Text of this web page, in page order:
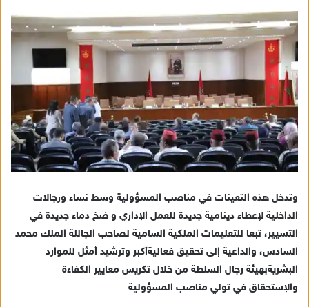
وتدخل هذه التعينات في مناصب المسؤولية وسط نساء ورجالات
الداخلية لإعطاء دينامية جديدة للعمل الإداري و ضخ دماء جديدة في
التسيير، تبعا للتعليمات الملكية السامية لصاحب الجاللة الملك محمد
السادس، والداعية إلى تحقيق فعاليةأكبر وترشيد أمثل للموارد
البشريةبهيئة رجال السلطة من خلال تكريس معايير الكفاءة
والإستحقاق في تولي مناصب المسؤولية